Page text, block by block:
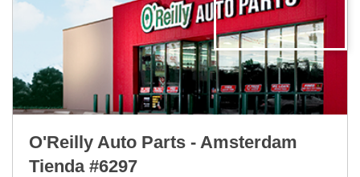
O'Reilly Auto Parts - Amsterdam
Tienda #6297